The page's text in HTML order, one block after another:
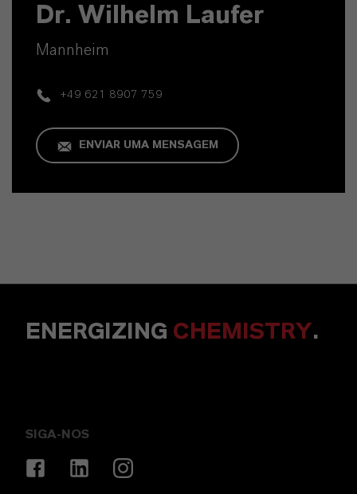
Dr. Wilhelm Laufer
Mannheim
+49 621 8907 759
ENVIAR UMA MENSAGEM
ENERGIZING CHEMISTRY.
SIGA-NOS